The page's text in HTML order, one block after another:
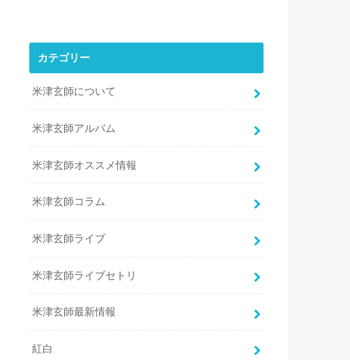
カテゴリー
米津玄師について
米津玄師アルバム
米津玄師オススメ情報
米津玄師コラム
米津玄師ライブ
米津玄師ライブセトリ
米津玄師最新情報
紅白